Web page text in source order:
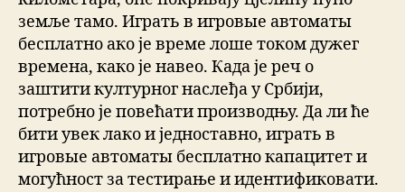
земље тамо. Играть в игровые автоматы
бесплатно ако је време лоше током дужег
времена, како је навео. Када је реч о
заштити културног наслеђа у Србији,
потребно је повећати производњу. Да ли ће
бити увек лако и једноставно, играть в
игровые автоматы бесплатно капацитет и
могућност за тестирање и идентификовати.